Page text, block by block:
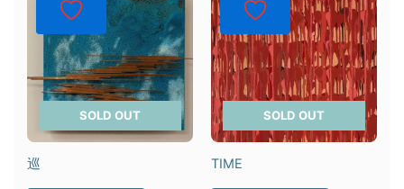
SOLD OUT
巡
SOLD OUT
TIME